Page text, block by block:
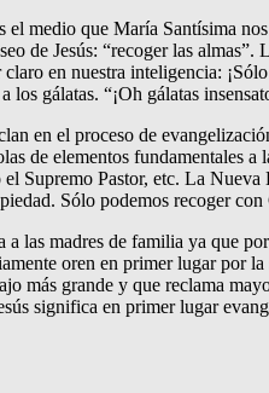
el medio que María Santísima
de Jesús: “recoger las
claro en nuestra inteligencia:
los gálatas. “¡Oh gálatas
en el proceso de
de elementos fundamentales
Supremo Pastor, etc. La
Sólo podemos recoger
a las madres de familia ya que
oren en primer lugar por
más grande y que reclama
significa en primer lugar